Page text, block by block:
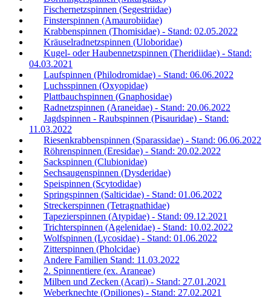
Fischernetzspinnen (Segestriidae)
Finsterspinnen (Amaurobiidae)
Krabbenspinnen (Thomisidae) - Stand: 02.05.2022
Kräuselradnetzspinnen (Uloboridae)
Kugel- oder Haubennetzspinnen (Theridiidae) - Stand:
04.03.2021
Laufspinnen (Philodromidae) - Stand: 06.06.2022
Luchsspinnen (Oxyopidae)
Plattbauchspinnen (Gnaphosidae)
Radnetzspinnen (Araneidae) - Stand: 20.06.2022
Jagdspinnen - Raubspinnen (Pisauridae) - Stand:
11.03.2022
Riesenkrabbenspinnen (Sparassidae) - Stand: 06.06.2022
Röhrenspinnen (Eresidae) - Stand: 20.02.2022
Sackspinnen (Clubionidae)
Sechsaugenspinnen (Dysderidae)
Speispinnen (Scytodidae)
Springspinnen (Salticidae) - Stand: 01.06.2022
Streckerspinnen (Tetragnathidae)
Tapezierspinnen (Atypidae) - Stand: 09.12.2021
Trichterspinnen (Agelenidae) - Stand: 10.02.2022
Wolfspinnen (Lycosidae) - Stand: 01.06.2022
Zitterspinnen (Pholcidae)
Andere Familien Stand: 11.03.2022
2. Spinnentiere (ex. Araneae)
Milben und Zecken (Acari) - Stand: 27.01.2021
Weberknechte (Opiliones) - Stand: 27.02.2021